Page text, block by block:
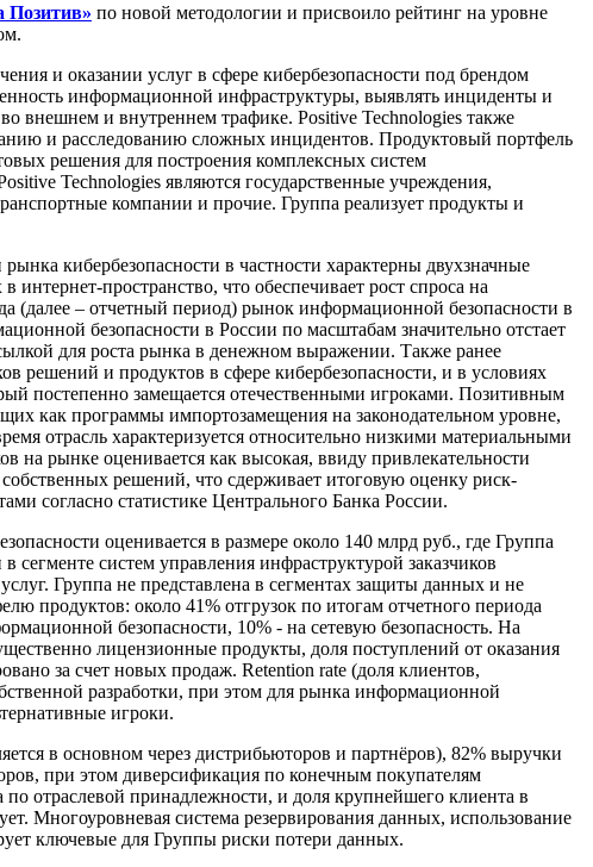
по новой методологии и присвоило рейтинг на уровне
и оказании услуг в сфере кибербезопасности под брендом
информационной инфраструктуры, выявлять инциденты и
внешнем и внутреннем трафике. Positive Technologies также
и расследованию сложных инцидентов. Продуктовый портфель
решения для построения комплексных систем
Technologies являются государственные учреждения,
компании и прочие. Группа реализует продукты и
кибербезопасности в частности характерны двухзначные
пространство, что обеспечивает рост спроса на
(далее – отчетный период) рынок информационной безопасности в
безопасности в России по масштабам значительно отстает
для роста рынка в денежном выражении. Также ранее
решений и продуктов в сфере кибербезопасности, и в условиях
постепенно замещается отечественными игроками. Позитивным
как программы импортозамещения на законодательном уровне,
отрасль характеризуется относительно низкими материальными
рынке оценивается как высокая, ввиду привлекательности
решений, что сдерживает итоговую оценку риск-
согласно статистике Центрального Банка России.
оценивается в размере около 140 млрд руб., где Группа
систем управления инфраструктурой заказчиков
Группа не представлена в сегментах защиты данных и не
продуктов: около 41% отгрузок по итогам отчетного периода
безопасности, 10% - на сетевую безопасность. На
лицензионные продукты, доля поступлений от оказания
за счет новых продаж. Retention rate (доля клиентов,
разработки, при этом для рынка информационной
игроки.
в основном через дистрибьюторов и партнёров), 82% выручки
при этом диверсификация по конечным покупателям
отраслевой принадлежности, и доля крупнейшего клиента в
Многоуровневая система резервирования данных, использование
ключевые для Группы риски потери данных.